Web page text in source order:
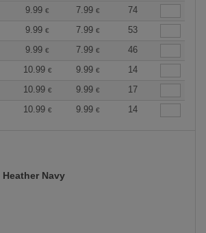
9.99 € 7.99 €
74
9.99 € 7.99 €
53
9.99 € 7.99 €
46
10.99 € 9.99 €
14
10.99 € 9.99 €
17
10.99 € 9.99 € 14
Heather Navy